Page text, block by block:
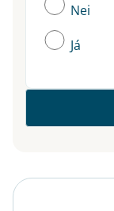
Nei
Já